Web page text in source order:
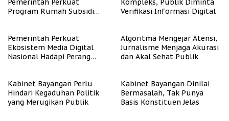
Pemerintah Perkuat
Program Rumah Subsidi
Kompleks, Publik Diminta
Verifikasi Informasi Digital
Pemerintah Perkuat
Ekosistem Media Digital
Nasional Hadapi Perang
Algoritma Mengejar Atensi,
Jurnalisme Menjaga Akurasi
dan Akal Sehat Publik
Kabinet Bayangan Perlu
Hindari Kegaduhan Politik
yang Merugikan Publik
Kabinet Bayangan Dinilai
Bermasalah, Tak Punya
Basis Konstituen Jelas